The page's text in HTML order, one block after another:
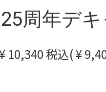
周年デ
10,340 税込( ¥